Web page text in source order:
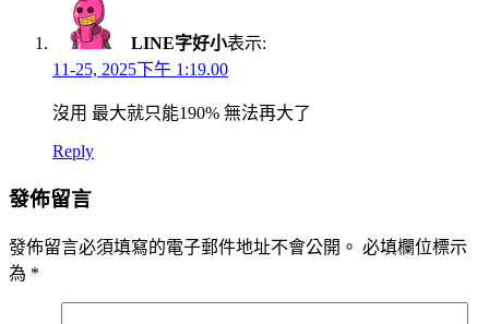
LINE字好小表示:
11-25, 2025下午 1:19.00
沒用 最大就只能190% 無法再大了
Reply
發佈留言
發佈留言必須填寫的電子郵件地址不會公開。 必填欄位標示
為 *